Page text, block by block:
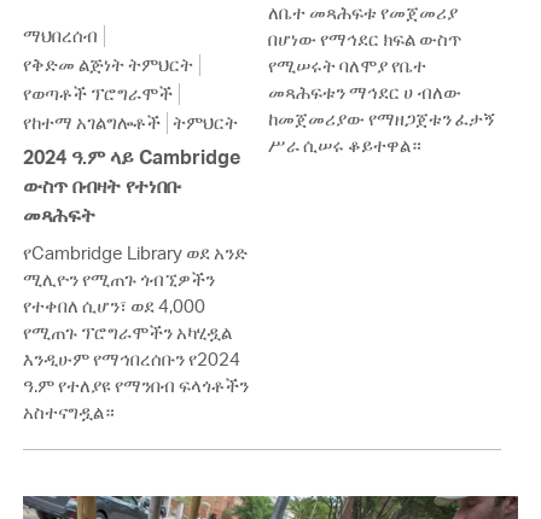
ማህበረሰብ
የቅድመ ልጅነት ትምህርት
የወጣቶች ፕሮግራሞች
የከተማ አገልግሎቶች ትምህርት
2024 ዓ.ም ላይ Cambridge
ውስጥ በብዛት የተነበቡ
መጻሕፍት
የCambridge Library ወደ አንድ
ሚሊዮን የሚጠጉ ጎብኚዎችን
የተቀበለ ሲሆን፣ ወደ 4,000
የሚጠጉ ፕሮግራሞችን አካሂዷል
እንዲሁም የማኅበረሰቡን የ2024
ዓ.ም የተለያዩ የማንበብ ፍላጎቶችን
አስተናግዷል።
ለቤተ መጻሕፍቱ የመጀመሪያ
በሆነው የማኅደር ክፍል ውስጥ
የሚሠሩት ባለሞያ የቤተ
መጻሕፍቱን ማኅደር ሀ ብለው
ከመጀመሪያው የማዘጋጀቱን ፈታኝ
ሥራ ሲሠሩ ቆይተዋል።